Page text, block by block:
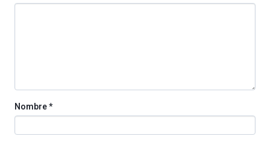
Nombre*